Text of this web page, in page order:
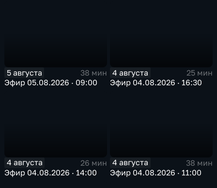
5 августа
38 мин
Эфир 05.08.2026 · 09:00
4 августа
25 мин
Эфир 04.08.2026 · 16:30
4 августа
26 мин
Эфир 04.08.2026 · 14:00
4 августа
38 мин
Эфир 04.08.2026 · 11:00